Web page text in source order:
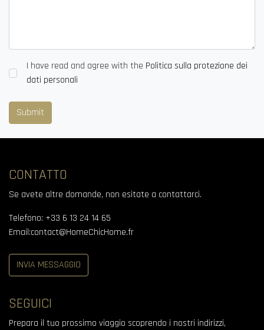
I have read and agree with the Politica sulla protezione dei
dati personali
Submit
CONTATTO
Se avete altre domande, non esitate a contattarci.
Telefono: +33 6 13 24 14 65
Email:contact@HomeChicHome.fr
INVIA MESSAGGIO
SEGUICI
Prepara il tuo prossimo viaggio scoprendo i nostri indirizzi,